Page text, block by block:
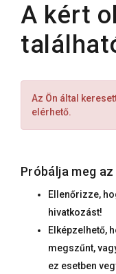
A kért
Az Ön által
elérhető.
Próbálja meg
Ellenőrizze,
hivatkozást!
Elképzelhető,
megszűnt,
ez esetben